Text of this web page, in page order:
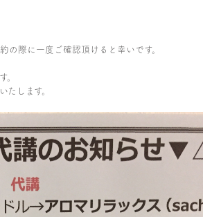
の際に一度ご確認頂けると幸いです。
。
たします。